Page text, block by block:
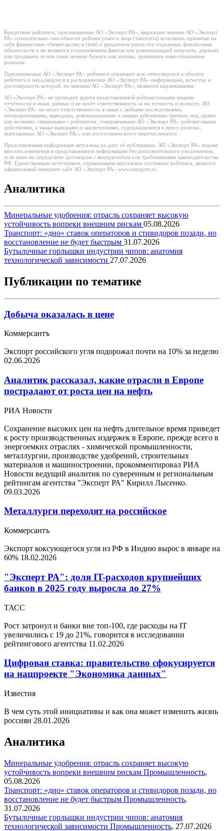
Кредитные рейтинги, присваиваемые АО «Эксперт РА», выражают мнение АО «Эксперт
РА» относительно способности рейтингуемого лица (эмитента) исполнять принятые на
себя финансовые обязательства и (или) о кредитном риске его отдельных финансовых
обязательств и не являются установлением фактов или рекомендацией покупать, держать
или продавать те или иные ценные бумаги или активы, принимать инвестиционные
решения.
Присваиваемые АО «Эксперт РА» рейтинги отражают всю относящуюся к объекту
рейтинга и находящуюся в распоряжении АО «Эксперт РА» информацию, качество и
достоверность которой, по мнению АО «Эксперт РА», являются надлежащими.
АО «Эксперт РА» не проводит аудита представленной рейтингуемыми лицами
отчётности и иных данных и не несёт ответственность за их точность и полноту. АО
«Эксперт РА» не несет ответственности в связи с любыми последствиями,
интерпретациями, выводами, рекомендациями и иными действиями третьих лиц, прямо
или косвенно связанными с рейтингом, совершенными АО «Эксперт РА» рейтинговыми
действиями, а также выводами и заключениями, содержащимися в пресс-релизах,
выпущенных АО «Эксперт РА», или отсутствием всего перечисленного.
Представленная информация актуальна на дату её публикации. АО «Эксперт РА» вправе
вносить изменения в представленную информацию без дополнительного уведомления,
если иное не определено договором с контрагентом или требованиями законодательства
РФ. Единственным источником, отражающим актуальное состояние рейтинга, является
официальный интернет-сайт АО «Эксперт РА» www.raexpert.ru.
Аналитика
Минеральные удобрения: отрасль сохраняет высокую
устойчивость вопреки внешним рискам 05.08.2026
Транспорт: «дно» ставок операторов и стивидоров позади, но
восстановление не будет быстрым 31.07.2026
Бутылочные горлышки индустрии чипов: анатомия
технологической зависимости 27.07.2026
Публикации по тематике
Добыча оказалась в цене
Коммерсантъ
Экспорт российского угля подорожал почти на 10% за неделю
02.06.2026
Аналитик рассказал, какие отрасли в Европе
пострадают от роста цен на нефть
РИА Новости
Сохранение высоких цен на нефть длительное время приведет
к росту производственных издержек в Европе, прежде всего в
энергоемких отраслях - химической промышленности,
металлургии, производстве удобрений, строительных
материалов и машиностроении, прокомментировал РИА
Новости ведущий аналитик по суверенным и региональным
рейтингам агентства "Эксперт РА" Кирилл Лысенко.
09.03.2026
Металлурги переходят на российское
Коммерсантъ
Экспорт коксующегося угля из РФ в Индию вырос в январе на
60% 18.02.2026
"Эксперт РА": доля IT-расходов крупнейших
банков в 2025 году выросла до 27%
ТАСС
Рост затронул и банки вне топ-100, где расходы на IT
увеличились с 19 до 21%, говорится в исследовании
рейтингового агентства 11.02.2026
Цифровая ставка: правительство сфокусируется
на нацпроекте "Экономика данных"
Известия
В чем суть этой инициативы и как она может изменить жизнь
россиян 28.01.2026
Аналитика
Минеральные удобрения: отрасль сохраняет высокую
устойчивость вопреки внешним рискам Промышленность,
05.08.2026
Транспорт: «дно» ставок операторов и стивидоров позади, но
восстановление не будет быстрым Промышленность,
31.07.2026
Бутылочные горлышки индустрии чипов: анатомия
технологической зависимости Промышленность, 27.07.2026